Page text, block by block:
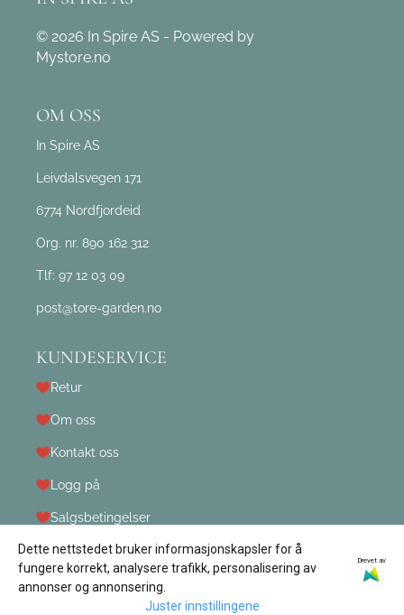
© 2026 In Spire AS - Powered by
Mystore.no
OM OSS
In Spire AS
Leivdalsvegen 171
6774 Nordfjordeid
Org. nr. 890 162 312
Tlf: 97 12 03 09
post@tore-garden.no
KUNDESERVICE
Retur
Om oss
Kontakt oss
Logg på
Salgsbetingelser
Dette nettstedet bruker informasjonskapsler for å
fungere korrekt, analysere trafikk, personalisering av
annonser og annonsering.
Drevet av
Juster innstillingene